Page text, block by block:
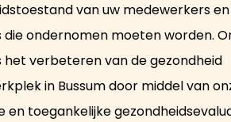
van uw medewerkers
die ondernomen moeten worden.
het verbeteren van de gezondheid
in Bussum door middel van
en toegankelijke